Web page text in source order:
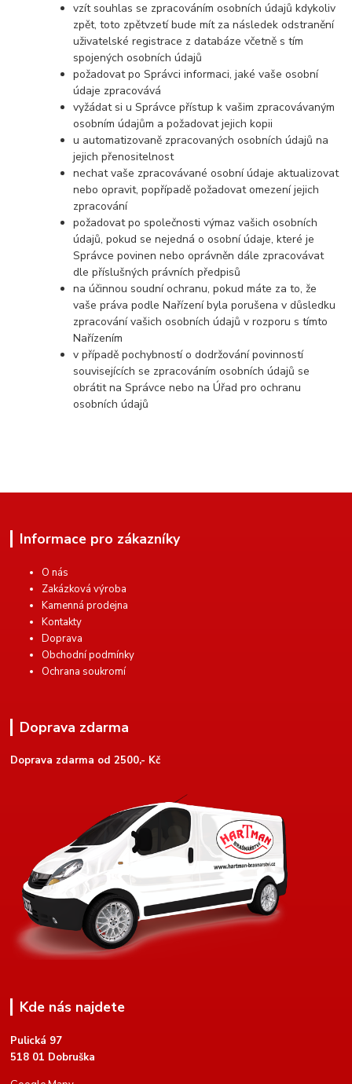
vzít souhlas se zpracováním osobních údajů kdykoliv
zpět, toto zpětvzetí bude mít za následek odstranění
uživatelské registrace z databáze včetně s tím
spojených osobních údajů
požadovat po Správci informaci, jaké vaše osobní
údaje zpracovává
vyžádat si u Správce přístup k vašim zpracovávaným
osobním údajům a požadovat jejich kopii
u automatizovaně zpracovaných osobních údajů na
jejich přenositelnost
nechat vaše zpracovávané osobní údaje aktualizovat
nebo opravit, popřípadě požadovat omezení jejich
zpracování
požadovat po společnosti výmaz vašich osobních
údajů, pokud se nejedná o osobní údaje, které je
Správce povinen nebo oprávněn dále zpracovávat
dle příslušných právních předpisů
na účinnou soudní ochranu, pokud máte za to, že
vaše práva podle Nařízení byla porušena v důsledku
zpracování vašich osobních údajů v rozporu s tímto
Nařízením
v případě pochybností o dodržování povinností
souvisejících se zpracováním osobních údajů se
obrátit na Správce nebo na Úřad pro ochranu
osobních údajů
Informace pro zákazníky
O nás
Zakázková výroba
Kamenná prodejna
Kontakty
Doprava
Obchodní podmínky
Ochrana soukromí
Doprava zdarma
Doprava zdarma od 2500,- Kč
Kde nás najdete
Pulická 97
518 01 Dobruška